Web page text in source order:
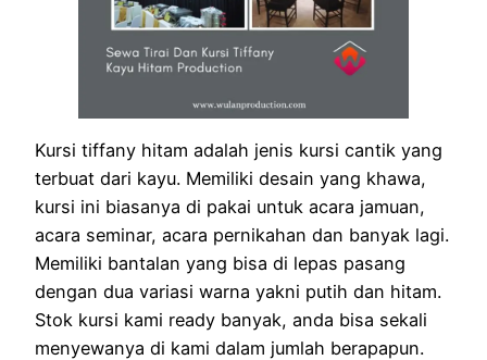
Kursi tiffany hitam adalah jenis kursi cantik yang
terbuat dari kayu. Memiliki desain yang khawa,
kursi ini biasanya di pakai untuk acara jamuan,
acara seminar, acara pernikahan dan banyak lagi.
Memiliki bantalan yang bisa di lepas pasang
dengan dua variasi warna yakni putih dan hitam.
Stok kursi kami ready banyak, anda bisa sekali
menyewanya di kami dalam jumlah berapapun.